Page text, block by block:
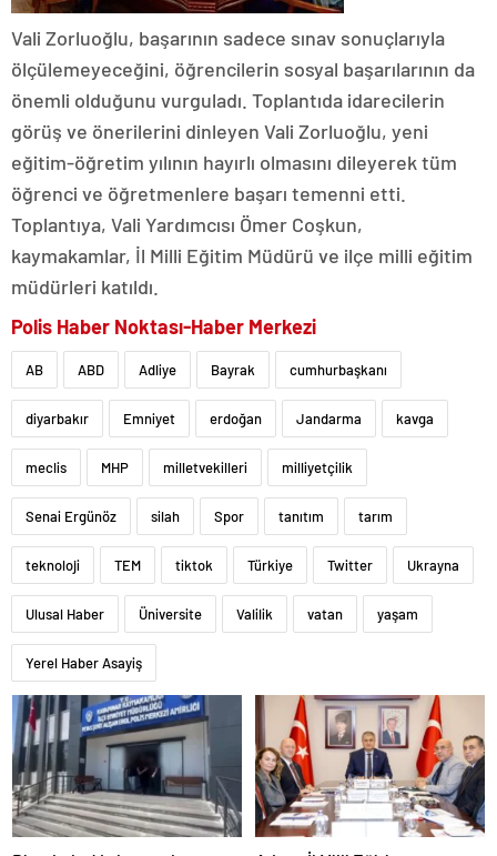
Vali Zorluoğlu, başarının sadece sınav sonuçlarıyla
ölçülemeyeceğini, öğrencilerin sosyal başarılarının da
önemli olduğunu vurguladı. Toplantıda idarecilerin
görüş ve önerilerini dinleyen Vali Zorluoğlu, yeni
eğitim-öğretim yılının hayırlı olmasını dileyerek tüm
öğrenci ve öğretmenlere başarı temenni etti.
Toplantıya, Vali Yardımcısı Ömer Coşkun,
kaymakamlar, İl Milli Eğitim Müdürü ve ilçe milli eğitim
müdürleri katıldı.
Polis Haber Noktası-Haber Merkezi
AB ABD Adliye Bayrak cumhurbaşkanı
diyarbakır Emniyet erdoğan Jandarma kavga
meclis MHP milletvekilleri milliyetçilik
Senai Ergünöz silah Spor tanıtım tarım
teknoloji TEM tiktok Türkiye Twitter Ukrayna
Ulusal Haber Üniversite Valilik vatan yaşam
Yerel Haber Asayiş